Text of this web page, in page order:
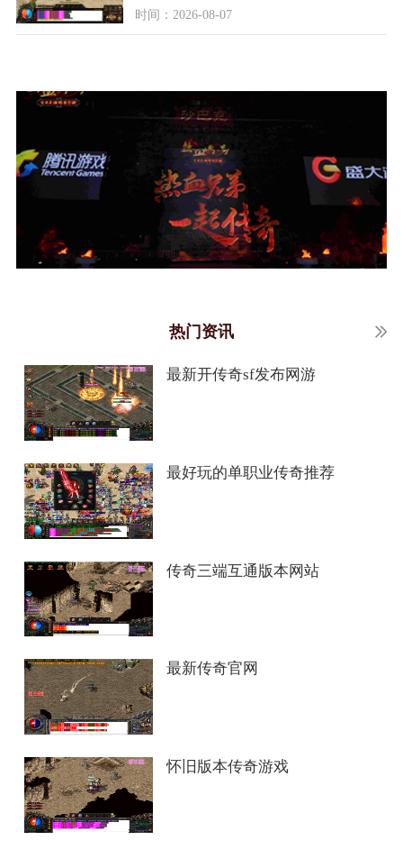
时间：2026-08-07
热门资讯
最新开传奇sf发布网游
最好玩的单职业传奇推荐
传奇三端互通版本网站
最新传奇官网
怀旧版本传奇游戏